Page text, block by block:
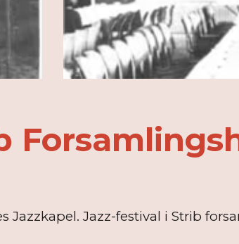
Jazzkapel. Jazz-festival i Strib